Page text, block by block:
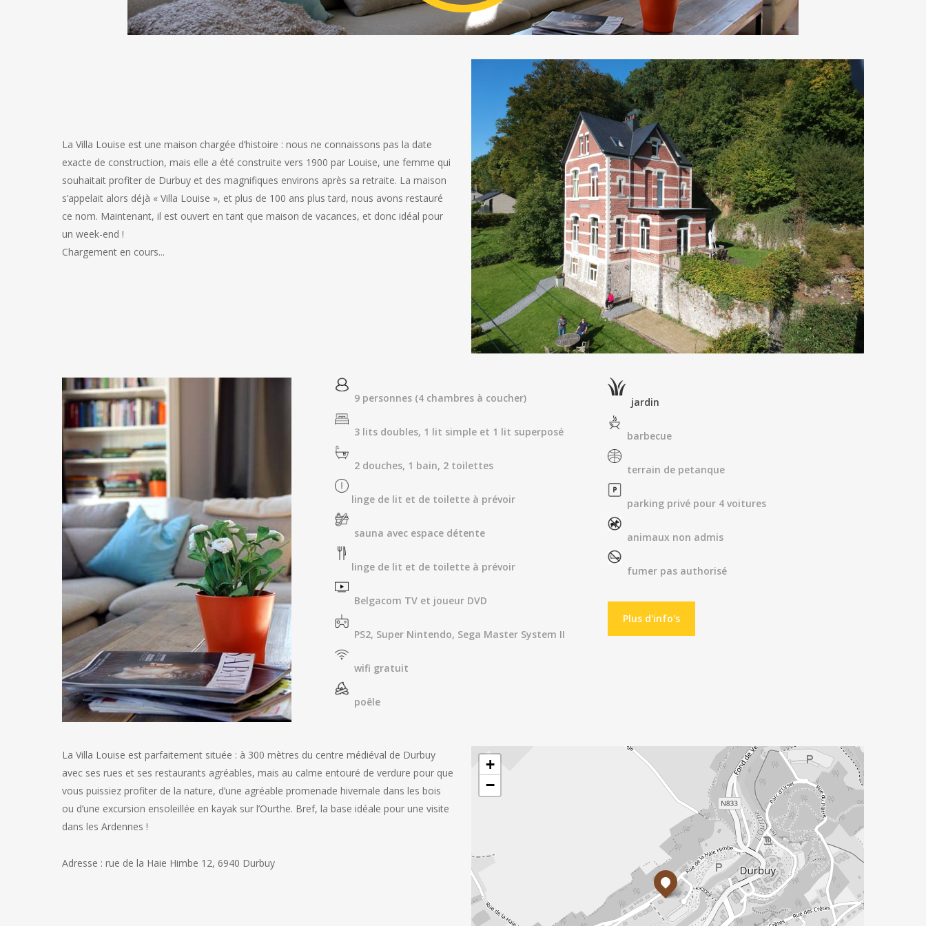
La Villa Louise est une maison chargée d’histoire : nous ne connaissons pas la date
exacte de construction, mais elle a été construite vers 1900 par Louise, une femme qui
souhaitait profiter de Durbuy et des magnifiques environs après sa retraite. La maison
s’appelait alors déjà « Villa Louise », et plus de 100 ans plus tard, nous avons restauré
ce nom. Maintenant, il est ouvert en tant que maison de vacances, et donc idéal pour
un week-end !
Chargement en cours...
9 personnes (4 chambres à coucher)
3 lits doubles, 1 lit simple et 1 lit superposé
2 douches, 1 bain, 2 toilettes
linge de lit et de toilette à prévoir
sauna avec espace détente
linge de lit et de toilette à prévoir
Belgacom TV et joueur DVD
PS2, Super Nintendo, Sega Master System II
wifi gratuit
poêle
jardin
barbecue
terrain de petanque
parking privé pour 4 voitures
animaux non admis
fumer pas authorisé
Plus d'info's
La Villa Louise est parfaitement située : à 300 mètres du centre médiéval de Durbuy
avec ses rues et ses restaurants agréables, mais au calme entouré de verdure pour que
vous puissiez profiter de la nature, d’une agréable promenade hivernale dans les bois
ou d’une excursion ensoleillée en kayak sur l’Ourthe. Bref, la base idéale pour une visite
dans les Ardennes !
Adresse : rue de la Haie Himbe 12, 6940 Durbuy
+
−